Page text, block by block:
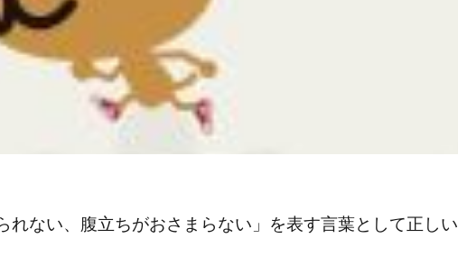
れない、腹立ちがおさまらない」を表す言葉として正しい